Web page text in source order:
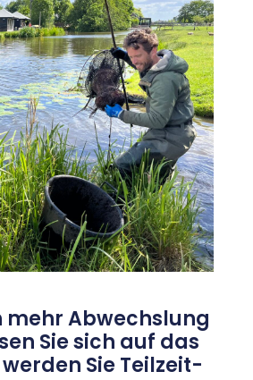
mehr Abwechslung
Sie sich auf das
Sie Teilzeit-